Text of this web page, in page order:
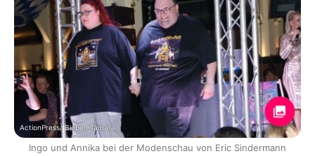
ActionPress/ Bieber, Tamara
Ingo und Annika bei der Modenschau von Eric Sindermann